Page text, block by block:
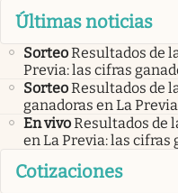
Últimas noticias
SorteoResultados de
Previa: las cifras
SorteoResultados de
ganadoras en La
En vivoResultados de
en La Previa: las cifras
Cotizaciones